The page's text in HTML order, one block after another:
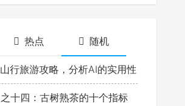
热点 随机
行旅游攻略，分析AI的实用性
之十四：古树熟茶的十个指标